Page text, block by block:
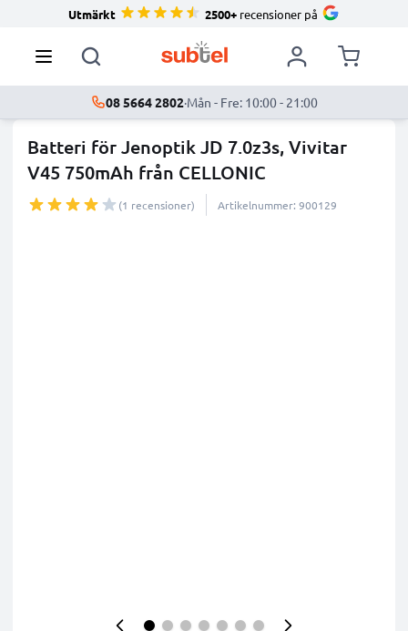
Utmärkt 2500+ recensioner på
08 5664 2802·Mån - Fre: 10:00 - 21:00
Batteri för Jenoptik JD 7.0z3s, Vivitar
V45 750mAh från CELLONIC
(1 recensioner) Artikelnummer: 900129